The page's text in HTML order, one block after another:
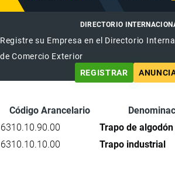
DIRECTORIO
Registre su Empresa en el Directorio
de Comercio Exterior
REGISTRAR
Código Arancelario
6310.10.90.00
Trapo de
6310.10.10.00
Trapo industrial